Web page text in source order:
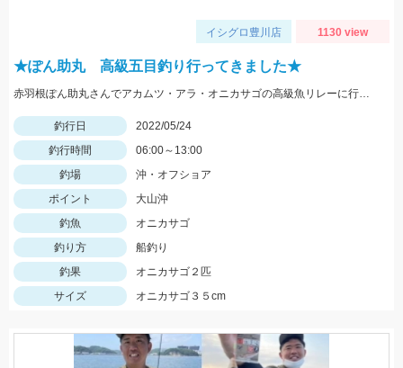
イシグロ豊川店 1130 view
★ぽん助丸 高級五目釣り行ってきました★
赤羽根ぽん助丸さんでアカムツ・アラ・オニカサゴの高級魚リレーに行ってきました。下潮が動かず苦戦しましたがオニカサゴGETです
釣行日
2022/05/24
釣行時間
06:00～13:00
釣場
沖・オフショア
ポイント
大山沖
釣魚
オニカサゴ
釣り方
船釣り
釣果
オニカサゴ２匹
サイズ
オニカサゴ３５cm